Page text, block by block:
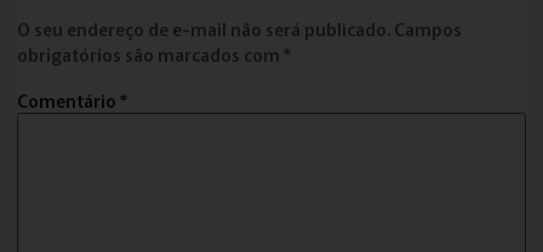
O seu endereço de e-mail não será publicado.Campos
obrigatórios são marcados com *
Comentário*